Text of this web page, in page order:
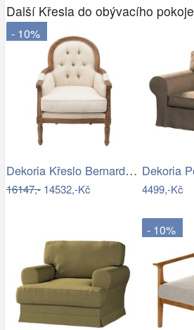
Další Křesla do obývacího pokoje
- 10%
Dekoria Křeslo Bernard béžový, 67 x 73…
16147,-14532,-Kč 4499,-Kč
- 10%